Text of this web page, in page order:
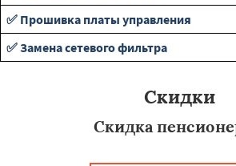
✅ Прошивка платы управления
✅ Замена сетевого фильтра
Скидки
Скидка